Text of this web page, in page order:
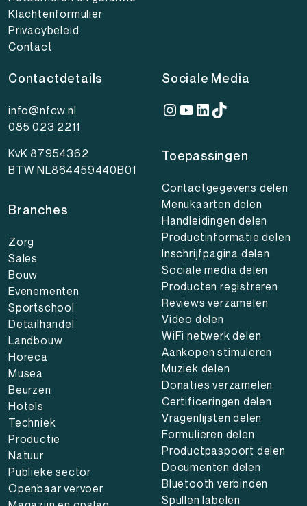
Klachtenformulier
Privacybeleid
Contact
Contactdetails
info@nfcw.nl
085 023 2211
KvK 87954362
BTW NL864459440B01
Branches
Zorg
Sales
Bouw
Evenementen
Sportschool
Detailhandel
Landbouw
Horeca
Musea
Beurzen
Hotels
Techniek
Productie
Natuur
Publieke sector
Openbaar vervoer
Sociale Media
Instagram
YouTube
LinkedIn
TikTok
Toepassingen
Contactgegevens delen
Menukaarten delen
Handleidingen delen
Productinformatie delen
Inschrijfpagina delen
Sociale media delen
Producten registreren
Reviews verzamelen
Video delen
WiFi netwerk delen
Aankopen stimuleren
Muziek delen
Donaties verzamelen
Certificeringen delen
Vragenlijsten delen
Formulieren delen
Productpaspoort delen
Documenten delen
Bluetooth verbinden
Spullen labelen